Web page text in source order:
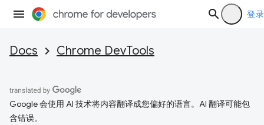
登录
Docs Chrome DevTools
Google 会使用 AI 技术将内容翻译成您偏好的语言。AI 翻译可能包
含错误。